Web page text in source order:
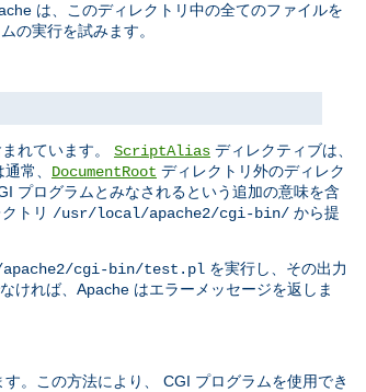
は、このディレクトリ中の全てのファイルを
の実行を試みます。
れています。 ScriptAlias ディレクティブは、
通常、 DocumentRoot ディレクトリ外のディレク
プログラムとみなされるという追加の意味を含
トリ /usr/local/apache2/cgi-bin/ から提
cgi-bin/test.pl を実行し、その出力
ければ、Apache はエラーメッセージを返しま
。この方法により、 CGI プログラムを使用でき